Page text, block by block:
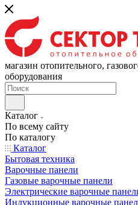
магазин отопительного,
оборудования
Каталог
По всему сайту
По каталогу
Каталог
Бытовая техника
Варочные панели
Газовые варочные панели
Электрические варочные
Индукционные варочные